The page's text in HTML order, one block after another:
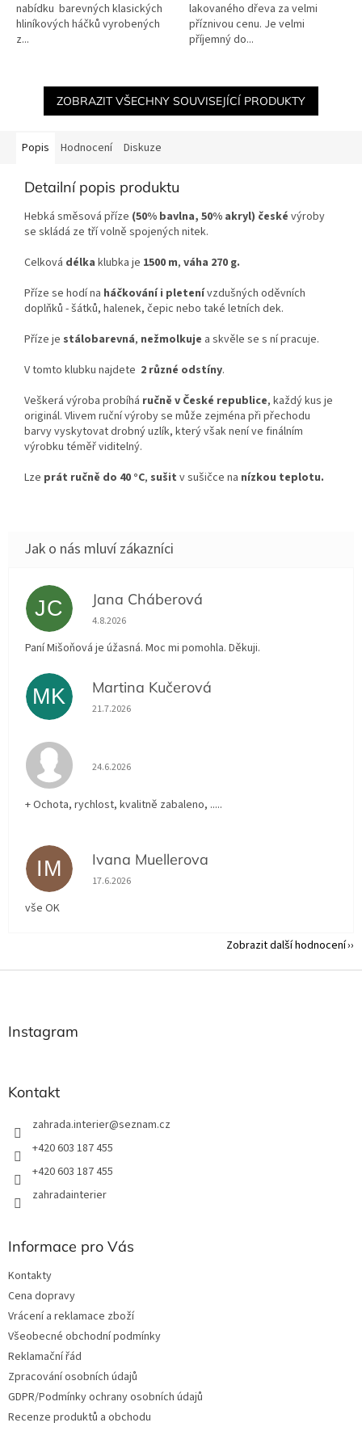
nabídku barevných klasických
hliníkových háčků vyrobených
z...
lakovaného dřeva za velmi
příznivou cenu. Je velmi
příjemný do...
ZOBRAZIT VŠECHNY SOUVISEJÍCÍ PRODUKTY
Popis Hodnocení Diskuze
Detailní popis produktu
Hebká směsová příze (50% bavlna, 50% akryl) české výroby
se skládá ze tří volně spojených nitek.
Celková délka klubka je 1500 m, váha 270 g.
Příze se hodí na háčkování i pletenívzdušných oděvních
doplňků - šátků, halenek, čepic nebo také letních dek.
Příze je stálobarevná, nežmolkuje a skvěle se s ní pracuje.
V tomto klubku najdete 2 různé odstíny.
Veškerá výroba probíhá ručně v České republice, každý kus je
originál. Vlivem ruční výroby se může zejména při přechodu
barvy vyskytovat drobný uzlík, který však není ve finálním
výrobku téměř viditelný.
Lze prát ručně do 40 °C, sušit v sušičce na nízkou teplotu.
JC Jana Cháberová
Hodnocení obchodu je 5 z 5 hvězdiček.
4.8.2026
Paní Mišoňová je úžasná. Moc mi pomohla. Děkuji.
MK Martina Kučerová
Hodnocení obchodu je 5 z 5 hvězdiček.
21.7.2026
Hodnocení obchodu je 5 z 5 hvězdiček.
24.6.2026
+ Ochota, rychlost, kvalitně zabaleno, .....
IM Ivana Muellerova
Hodnocení obchodu je 5 z 5 hvězdiček.
17.6.2026
vše OK
Zobrazit další hodnocení
Z
Instagram
Kontakt
zahrada.interier@seznam.cz
+420 603 187 455
+420 603 187 455
zahradainterier
Informace pro Vás
Kontakty
Cena dopravy
Vrácení a reklamace zboží
Všeobecné obchodní podmínky
Reklamační řád
Zpracování osobních údajů
GDPR/Podmínky ochrany osobních údajů
Recenze produktů a obchodu